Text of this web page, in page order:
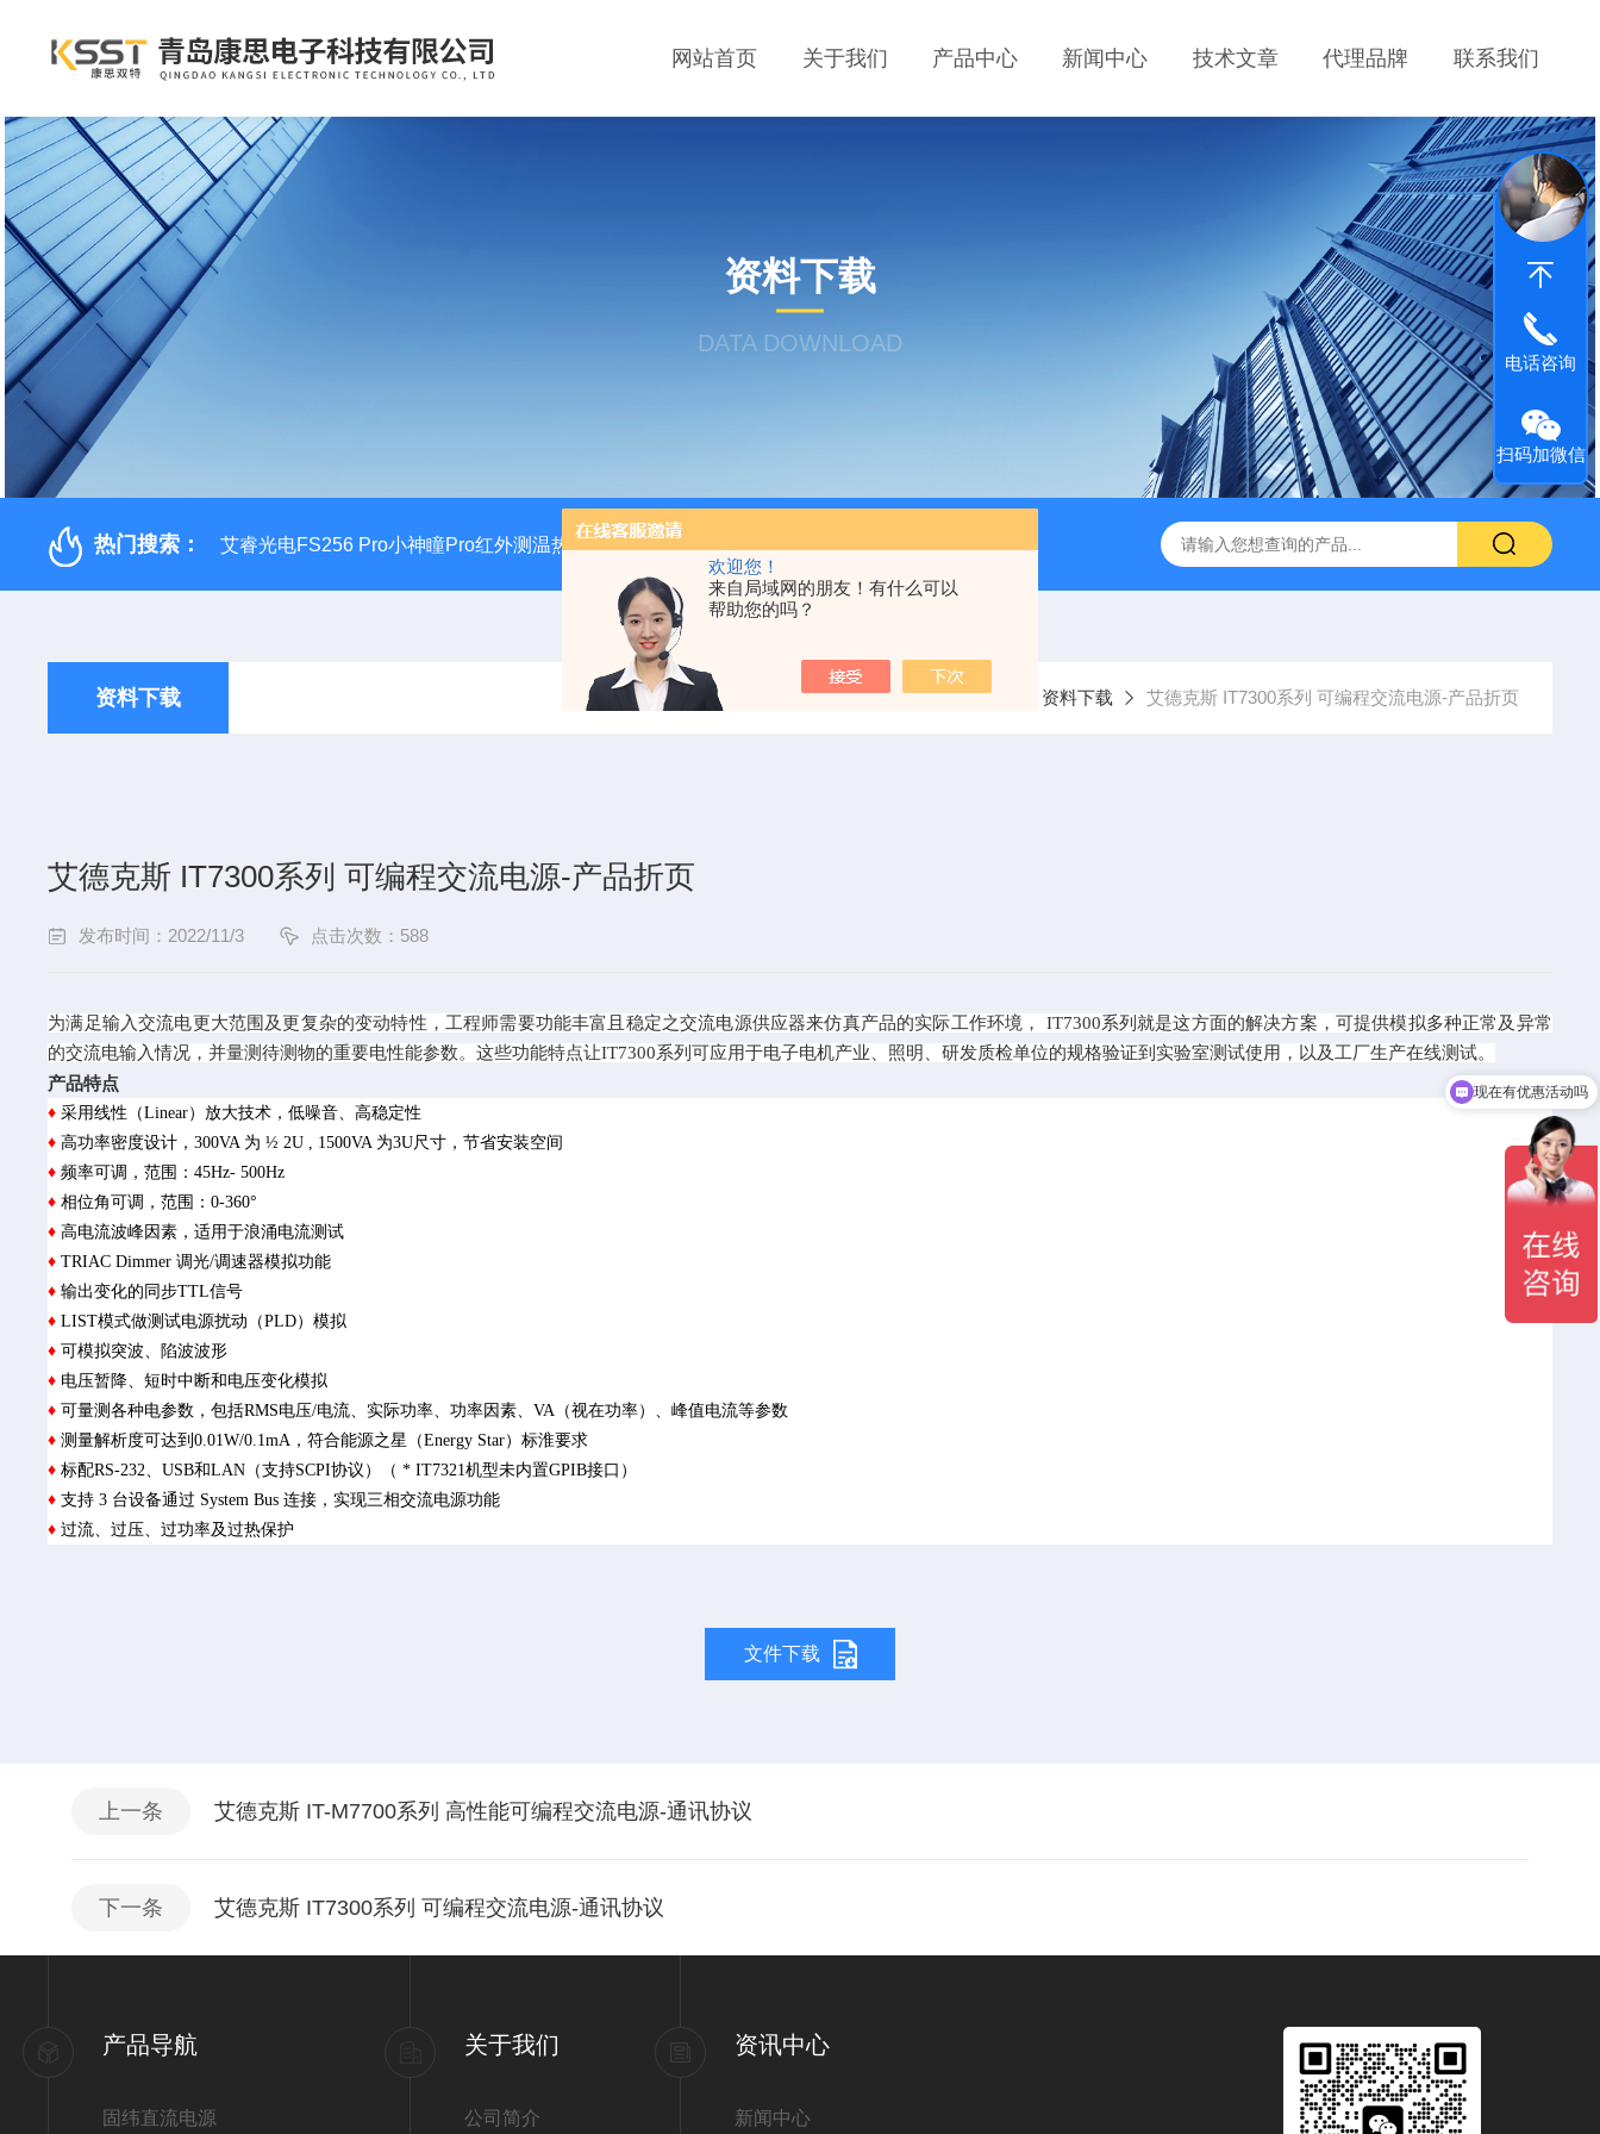
欢迎您！
来自局域网的朋友！有什么可以
帮助您的吗？
网站首页 关于我们 产品中心 新闻中心 技术文章 代理品牌 联系我们
现在有优惠活动吗
资料下载
DATA DOWNLOAD
热门搜索： 艾睿光电FS256 Pro小神瞳Pro红外测温热像仪 固纬 AFG-2225 双通道任意波信号发生器 APS-7050E 交流电源 固纬 GSP-730 频谱分析仪 艾睿光电
资料下载 当前位置：首页 资料下载 艾德克斯 IT7300系列 可编程交流电源-产品折页
艾德克斯 IT7300系列 可编程交流电源-产品折页
发布时间：2022/11/3 点击次数：588
为满足输入交流电更大范围及更复杂的变动特性，工程师需要功能丰富且稳定之交流电源供应器来仿真产品的实际工作环境， IT7300系列就是这方面的解决方案，可提供模拟多种正常及异常
的交流电输入情况，并量测待测物的重要电性能参数。这些功能特点让IT7300系列可应用于电子电机产业、照明、研发质检单位的规格验证到实验室测试使用，以及工厂生产在线测试。
产品特点
♦采用线性（Linear）放大技术，低噪音、高稳定性
♦高功率密度设计，300VA 为 ½ 2U , 1500VA 为3U尺寸，节省安装空间
♦频率可调，范围：45Hz- 500Hz
♦相位角可调，范围：0-360°
♦高电流波峰因素，适用于浪涌电流测试
♦TRIAC Dimmer 调光/调速器模拟功能
♦输出变化的同步TTL信号
♦LIST模式做测试电源扰动（PLD）模拟
♦可模拟突波、陷波波形
♦ 电压暂降、短时中断和电压变化模拟
♦可量测各种电参数，包括RMS电压/电流、实际功率、功率因素、VA（视在功率）、峰值电流等参数
♦测量解析度可达到0.01W/0.1mA，符合能源之星（Energy Star）标淮要求
♦标配RS-232、USB和LAN（支持SCPI协议）（ * IT7321机型未内置GPIB接口）
♦支持 3 台设备通过 System Bus 连接，实现三相交流电源功能
♦过流、过压、过功率及过热保护
文件下载
上一条 艾德克斯 IT-M7700系列 高性能可编程交流电源-通讯协议
下一条 艾德克斯 IT7300系列 可编程交流电源-通讯协议
产品导航
固纬直流电源
关于我们
公司简介
资讯中心
新闻中心
电话咨询
扫码加微信